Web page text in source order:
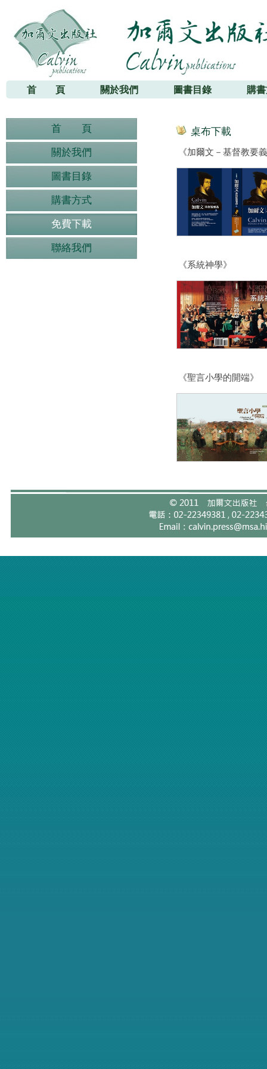
加爾文出版社
首 頁 關於我們 圖書目錄 購
首 頁
關於我們
圖書目錄
購書方式
免費下載
聯絡我們
桌布下載
《加爾文－基督教要
《系統神學》
《聖言小學的開端》